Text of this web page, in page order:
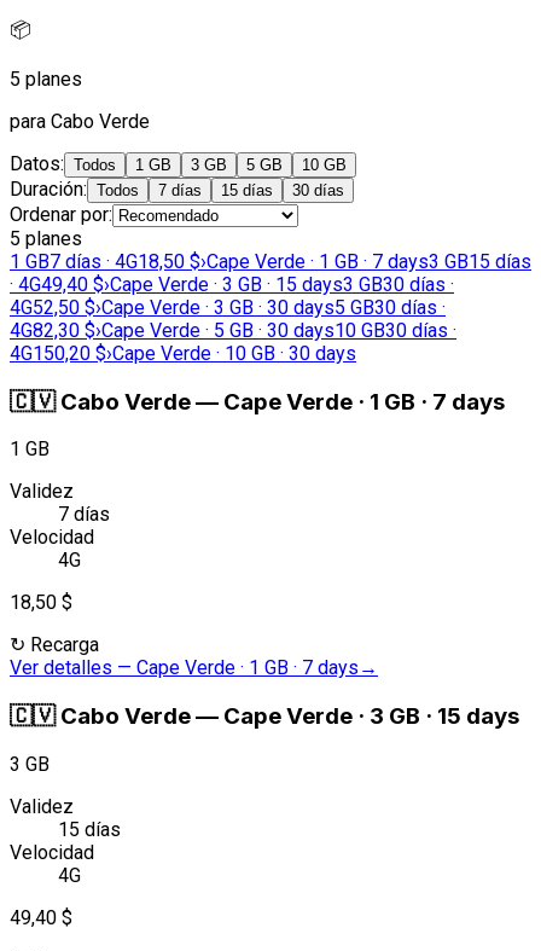
📦
5 planes
para Cabo Verde
Datos: Todos 1 GB 3 GB 5 GB 10 GB
Duración: Todos 7 días 15 días 30 días
Ordenar por:
5 planes
1 GB7 días · 4G18,50 $›Cape Verde · 1 GB · 7 days3 GB15 días
· 4G49,40 $›Cape Verde · 3 GB · 15 days3 GB30 días ·
4G52,50 $›Cape Verde · 3 GB · 30 days5 GB30 días ·
4G82,30 $›Cape Verde · 5 GB · 30 days10 GB30 días ·
4G150,20 $›Cape Verde · 10 GB · 30 days
🇨🇻 Cabo Verde— Cape Verde · 1 GB · 7 days
1 GB
Validez
7 días
Velocidad
4G
18,50 $
↻ Recarga
Ver detalles — Cape Verde · 1 GB · 7 days →
🇨🇻 Cabo Verde— Cape Verde · 3 GB · 15 days
3 GB
Validez
15 días
Velocidad
4G
49,40 $